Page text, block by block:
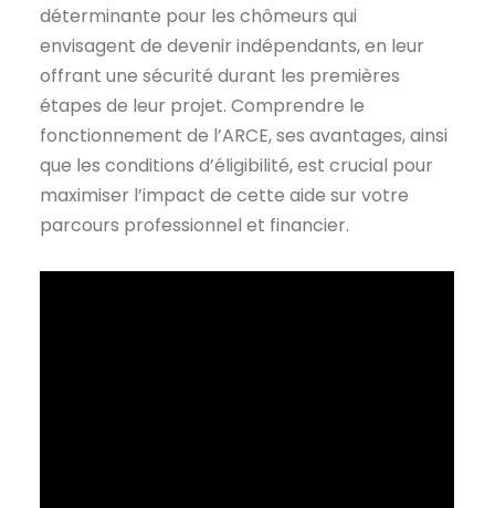
déterminante pour les chômeurs qui
envisagent de devenir indépendants, en leur
offrant une sécurité durant les premières
étapes de leur projet. Comprendre le
fonctionnement de l’ARCE, ses avantages, ainsi
que les conditions d’éligibilité, est crucial pour
maximiser l’impact de cette aide sur votre
parcours professionnel et financier.